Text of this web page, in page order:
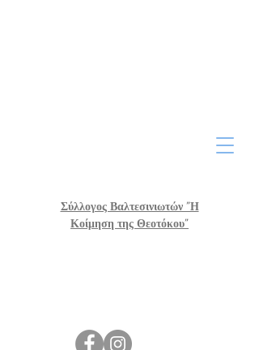
Σύλλογος Βαλτεσινιωτών "Η
Κοίμηση της Θεοτόκου"